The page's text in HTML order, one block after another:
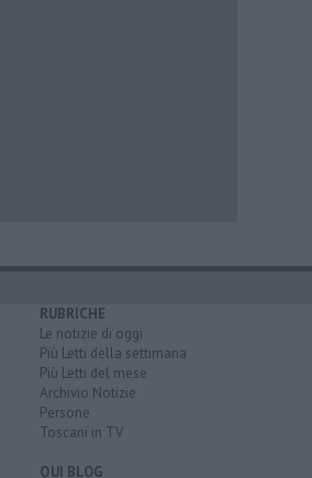
RUBRICHE
Le notizie di oggi
Più Letti della settimana
Più Letti del mese
Archivio Notizie
Persone
Toscani in TV
QUI BLOG